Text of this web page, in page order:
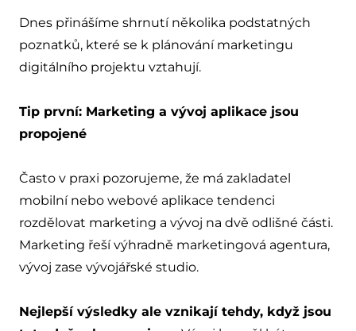
Dnes přinášíme shrnutí několika podstatných
poznatků, které se k plánování marketingu
digitálního projektu vztahují.
Tip první: Marketing a vývoj aplikace jsou
propojené
Často v praxi pozorujeme, že má zakladatel
mobilní nebo webové aplikace tendenci
rozdělovat marketing a vývoj na dvě odlišné části.
Marketing řeší výhradně marketingová agentura,
vývoj zase vývojářské studio.
Nejlepší výsledky ale vznikají tehdy, když jsou